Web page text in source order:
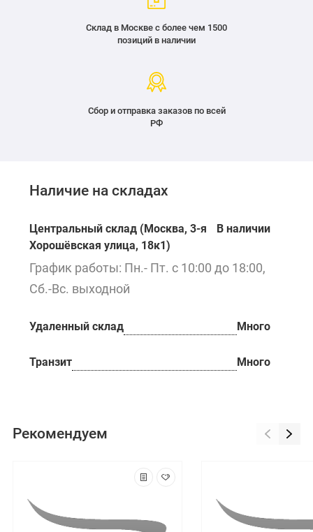
Склад в Москве с более чем 1500
позиций в наличии
Сбор и отправка заказов по всей
РФ
Наличие на складах
Центральный склад (Москва, 3-я
Хорошёвская улица, 18к1)
В наличии
График работы: Пн.- Пт. с 10:00 до 18:00,
Сб.-Вс. выходной
Удаленный склад Много
Транзит Много
Рекомендуем